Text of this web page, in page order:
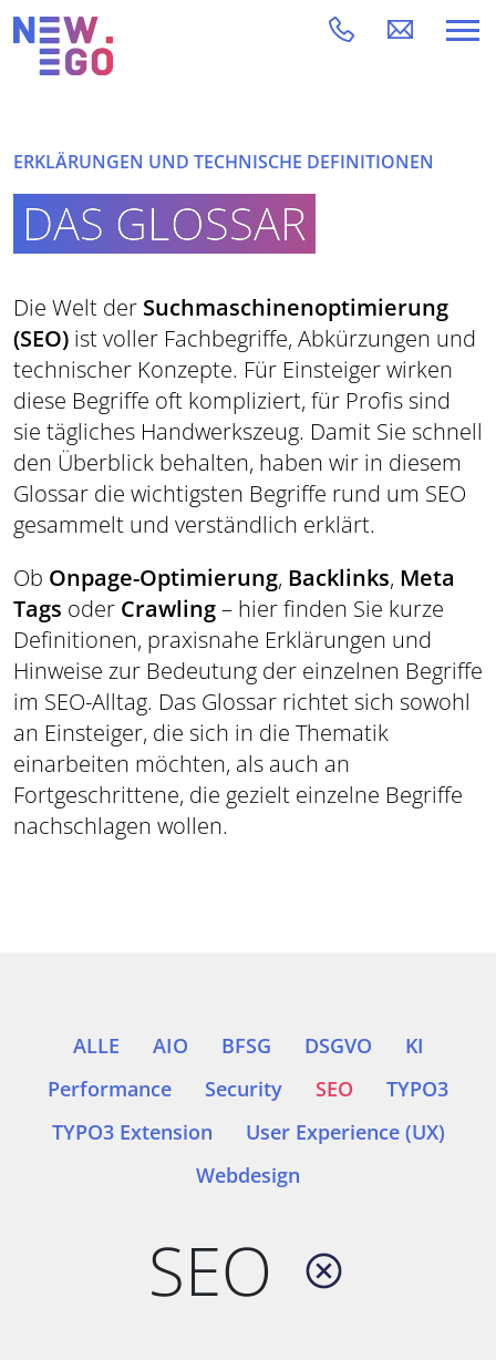
ERKLÄRUNGEN UND TECHNISCHE DEFINITIONEN
DAS GLOSSAR
Die Welt der Suchmaschinenoptimierung
(SEO) ist voller Fachbegriffe, Abkürzungen und
technischer Konzepte. Für Einsteiger wirken
diese Begriffe oft kompliziert, für Profis sind
sie tägliches Handwerkszeug. Damit Sie schnell
den Überblick behalten, haben wir in diesem
Glossar die wichtigsten Begriffe rund um SEO
gesammelt und verständlich erklärt.
Ob Onpage-Optimierung, Backlinks, Meta
Tags oder Crawling– hier finden Sie kurze
Definitionen, praxisnahe Erklärungen und
Hinweise zur Bedeutung der einzelnen Begriffe
im SEO-Alltag. Das Glossar richtet sich sowohl
an Einsteiger, die sich in die Thematik
einarbeiten möchten, als auch an
Fortgeschrittene, die gezielt einzelne Begriffe
nachschlagen wollen.
ALLE AIO BFSG DSGVO
KI
Performance
Security SEO
TYPO3
TYPO3 Extension
User Experience (UX)
Webdesign
SEO